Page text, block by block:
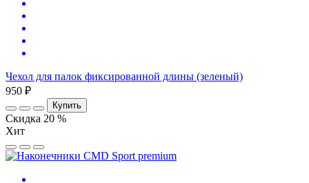
Чехол для палок фиксированной длины (зеленый)
950 ₽
Купить
Скидка 20 %
Хит